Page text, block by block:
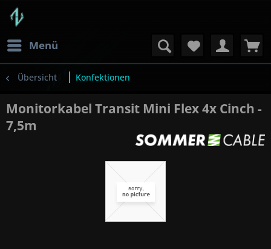
Menü
Übersicht Konfektionen
Monitorkabel Transit Mini Flex 4x Cinch -
7,5m